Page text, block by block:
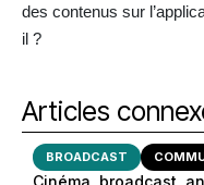
des contenus sur
il ?
Articles
BROADCAST
Cinéma, broadcast,